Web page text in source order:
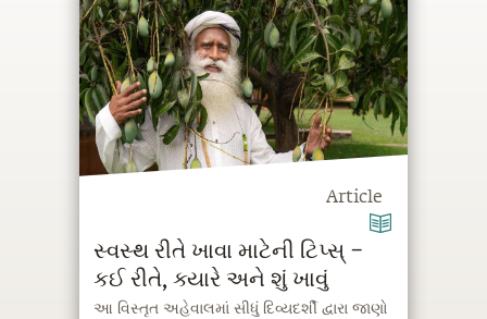
Article
સ્વસ્થ રીતે ખાવા માટેની ટિપ્સ્ –
કઈ રીતે, ક્યારે અને શું ખાવું
આ વિસ્તૃત અહેવાલમાં સીધું દિવ્યદર્શી દ્વારા જાણો